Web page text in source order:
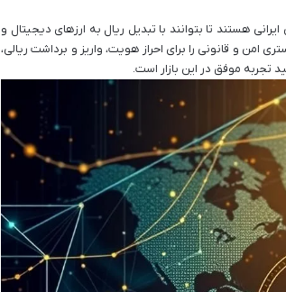
هستند تا بتوانند با تبدیل ریال به ارزهای دیجیتال و
امن و قانونی را برای احراز هویت، واریز و برداشت ریالی،
تجربه موفق در این بازار است.